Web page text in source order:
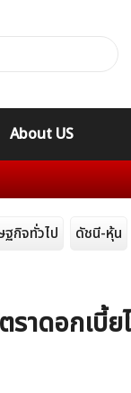
About US
ฐกิจทั่วไป ดัชนี-หุ้น
าดอกเบี้ย